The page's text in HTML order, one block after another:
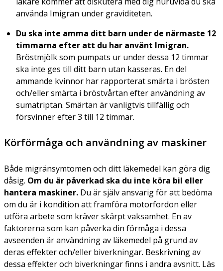
använda Imigran under graviditeten.
Du ska inte amma ditt barn under de närmaste 12
timmarna efter att du har använt Imigran.
Bröstmjölk som pumpats ur under dessa 12 timmar
ska inte ges till ditt barn utan kasseras. En del
ammande kvinnor har rapporterat smärta i brösten
och/eller smärta i bröstvårtan efter användning av
sumatriptan. Smärtan är vanligtvis tillfällig och
försvinner efter 3 till 12 timmar.
Körförmåga och användning av maskiner
Både migränsymtomen och ditt läkemedel kan göra dig
dåsig. Om du är påverkad ska du inte köra bil eller
hantera maskiner. Du är själv ansvarig för att bedöma
om du är i kondition att framföra motorfordon eller
utföra arbete som kräver skärpt vaksamhet. En av
faktorerna som kan påverka din förmåga i dessa
avseenden är användning av läkemedel på grund av
deras effekter och/eller biverkningar. Beskrivning av
dessa effekter och biverkningar finns i andra avsnitt. Läs